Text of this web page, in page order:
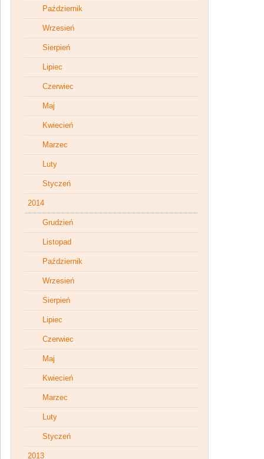
Październik
Wrzesień
Sierpień
Lipiec
Czerwiec
Maj
Kwiecień
Marzec
Luty
Styczeń
2014
Grudzień
Listopad
Październik
Wrzesień
Sierpień
Lipiec
Czerwiec
Maj
Kwiecień
Marzec
Luty
Styczeń
2013